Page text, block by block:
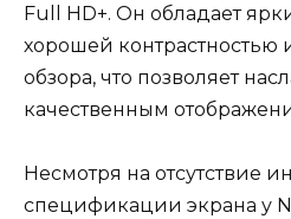
Full HD+. Он обладает
хорошей
обзора, что позволяет
качественным
Несмотря на отсутствие
спецификации экрана у